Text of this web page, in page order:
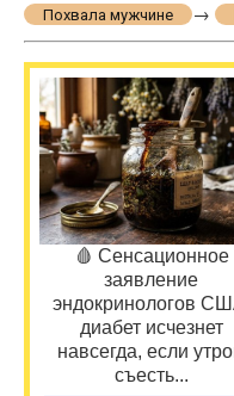
Похвала мужчине →
🩸 Сенсационное
заявление
эндокринологов
диабет исчезнет
навсегда, если
съесть...